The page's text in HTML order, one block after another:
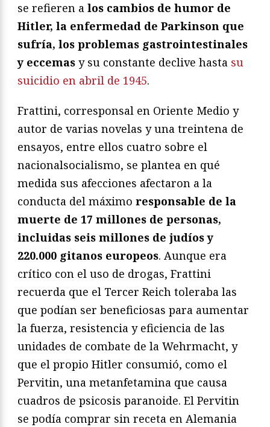
se refieren a los cambios de humor de
Hitler, la enfermedad de Parkinson que
sufría, los problemas gastrointestinales
y eccemas y su constante declive hasta su
suicidio en abril de 1945.
Frattini, corresponsal en Oriente Medio y
autor de varias novelas y una treintena de
ensayos, entre ellos cuatro sobre el
nacionalsocialismo, se plantea en qué
medida sus afecciones afectaron a la
conducta del máximo responsable de la
muerte de 17 millones de personas,
incluidas seis millones de judíos y
220.000 gitanos europeos. Aunque era
crítico con el uso de drogas, Frattini
recuerda que el Tercer Reich toleraba las
que podían ser beneficiosas para aumentar
la fuerza, resistencia y eficiencia de las
unidades de combate de la Wehrmacht, y
que el propio Hitler consumió, como el
Pervitin, una metanfetamina que causa
cuadros de psicosis paranoide. El Pervitin
se podía comprar sin receta en Alemania